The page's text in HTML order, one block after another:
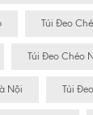
Túi Đeo
Túi Đeo Chéo
Nội Túi